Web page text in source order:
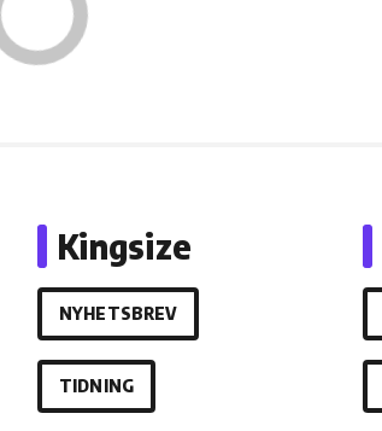
Kingsize
NYHETSBREV
TIDNING